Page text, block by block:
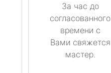
За час до
согласованного
времени с
Вами свяжется
мастер.